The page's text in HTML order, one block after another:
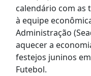
calendário com as
à equipe
Administração
aquecer a
festejos juninos
Futebol.